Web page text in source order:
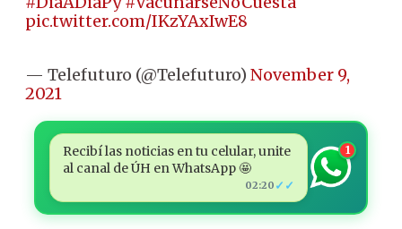
pic.twitter.com/IKzYAxIwE8
— Telefuturo (@Telefuturo) November 9,
2021
Recibí las noticias en tu celular, unite
al canal de ÚH en WhatsApp 🤩
02:20 ✓✓
1